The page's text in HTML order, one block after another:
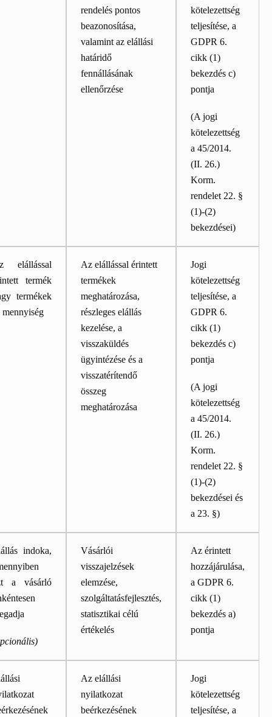
rendelés pontos
beazonosítása,
valamint az elállási
határidő
fennállásának
ellenőrzése
kötelezettség
teljesítése, a
GDPR 6.
cikk (1)
bekezdés c)
pontja
(A jogi
kötelezettség
a 45/2014.
(II. 26.)
Korm.
rendelet 22. §
(1)-(2)
bekezdései)
elállással
termék
termékek
mennyiség
Az elállással érintett
termékek
meghatározása,
részleges elállás
kezelése, a
visszaküldés
ügyintézése és a
visszatérítendő
összeg
meghatározása
Jogi
kötelezettség
teljesítése, a
GDPR 6.
cikk (1)
bekezdés c)
pontja
(A jogi
kötelezettség
a 45/2014.
(II. 26.)
Korm.
rendelet 22. §
(1)-(2)
bekezdései és
a 23. §)
indoka,
a vásárló
Vásárlói
visszajelzések
elemzése,
szolgáltatásfejlesztés,
statisztikai célú
értékelés
Az érintett
hozzájárulása,
a GDPR 6.
cikk (1)
bekezdés a)
pontja
Az elállási
nyilatkozat
beérkezésének
Jogi
kötelezettség
teljesítése, a